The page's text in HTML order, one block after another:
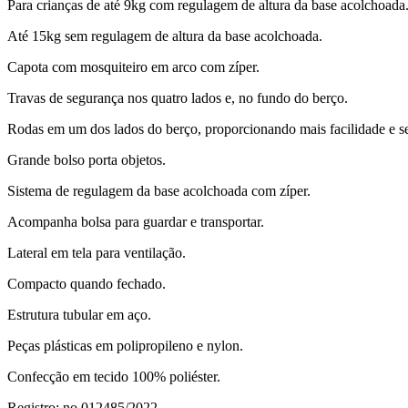
Para crianças de até 9kg com regulagem de altura da base acolchoada.
Até 15kg sem regulagem de altura da base acolchoada.
Capota com mosquiteiro em arco com zíper.
Travas de segurança nos quatro lados e, no fundo do berço.
Rodas em um dos lados do berço, proporcionando mais facilidade e
Grande bolso porta objetos.
Sistema de regulagem da base acolchoada com zíper.
Acompanha bolsa para guardar e transportar.
Lateral em tela para ventilação.
Compacto quando fechado.
Estrutura tubular em aço.
Peças plásticas em polipropileno e nylon.
Confecção em tecido 100% poliéster.